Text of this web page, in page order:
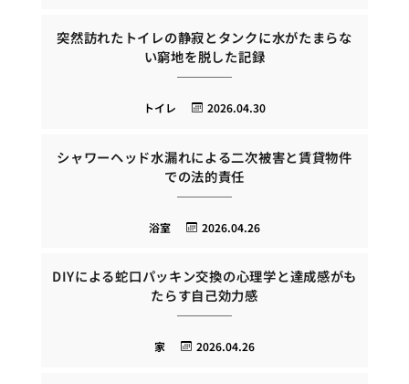
突然訪れたトイレの静寂とタンクに水がたまらな
い窮地を脱した記録
2026.04.30
トイレ
シャワーヘッド水漏れによる二次被害と賃貸物件
での法的責任
2026.04.26
浴室
DIYによる蛇口パッキン交換の心理学と達成感がも
たらす自己効力感
2026.04.26
家